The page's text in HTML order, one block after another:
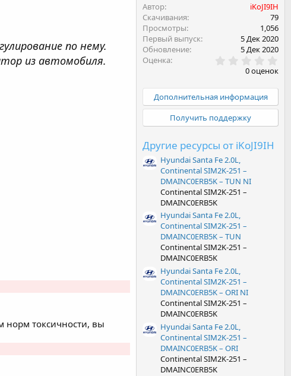
по нему.
из автомобиля.
норм токсичности, вы
Автор
iKoJI9IH
Скачивания
79
Просмотры
1,056
Первый выпуск
5 Дек 2020
Обновление
5 Дек 2020
Оценка
.
0
0
в
ё
з
0 оценок
Дополнительная информация
Получить поддержку
Другие ресурсы от iKoJI9IH
Hyundai Santa Fe 2.0L,
Continental SIM2K-251 –
DMAINC0ERB5K – TUN NI
Continental SIM2K-251 –
DMAINC0ERB5K
Hyundai Santa Fe 2.0L,
Continental SIM2K-251 –
DMAINC0ERB5K – TUN
Continental SIM2K-251 –
DMAINC0ERB5K
Hyundai Santa Fe 2.0L,
Continental SIM2K-251 –
DMAINC0ERB5K – ORI NI
Continental SIM2K-251 –
DMAINC0ERB5K
Hyundai Santa Fe 2.0L,
Continental SIM2K-251 –
DMAINC0ERB5K – ORI
Continental SIM2K-251 –
DMAINC0ERB5K